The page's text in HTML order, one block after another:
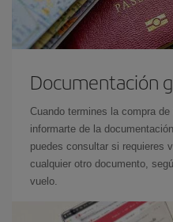
Documentación
Cuando termines la compra
informarte de la
puedes consultar si requieres
cualquier otro documento,
vuelo.